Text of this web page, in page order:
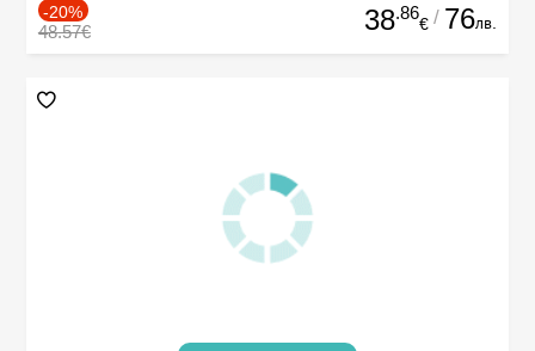
-20%
48.57€ 38.86
€ / 76лв.